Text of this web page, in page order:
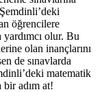
öğrencilere
olur. Bu
olan inançlarını
de sınavlarda
matematik
bir adım at!